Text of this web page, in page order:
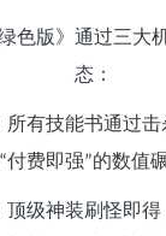
色版》通过三大
态：
所有技能书通过
“付费即强”的数值
顶级神装刷怪即得